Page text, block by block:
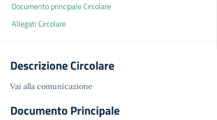
Documento principale Circolare
Allegati Circolare
Descrizione Circolare
Vai alla comunicazione
Documento Principale